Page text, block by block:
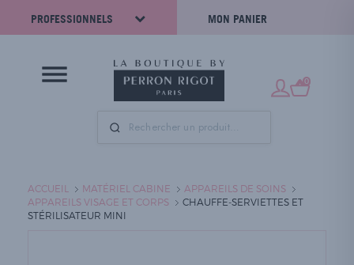
PROFESSIONNELS MON PANIER
0
ACCUEIL MATÉRIEL CABINE
APPAREILS DE SOINS
APPAREILS VISAGE ET CORPS
CHAUFFE-SERVIETTES ET
STÉRILISATEUR MINI